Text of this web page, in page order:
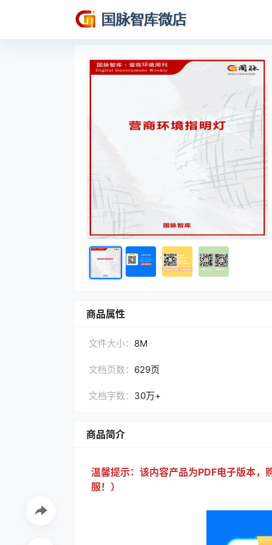
商品属性
文件大小： 8M
文档页数： 629页
文档字数： 30万+
商品简介
温馨提示：该内容产品为PDF电子版本，
服！）